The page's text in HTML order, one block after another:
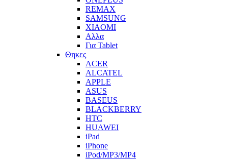
REMAX
SAMSUNG
XIAOMI
Αλλα
Για Tablet
Θηκες
ACER
ALCATEL
APPLE
ASUS
BASEUS
BLACKBERRY
HTC
HUAWEI
iPad
iPhone
iPod/MP3/MP4